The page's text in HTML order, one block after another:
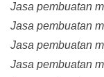
Jasa pembuatan
Jasa pembuatan
Jasa pembuatan
Jasa pembuatan